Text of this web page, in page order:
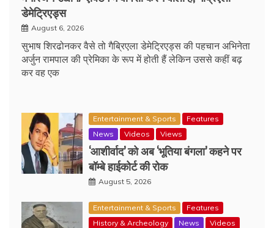
डेमेट्रिएड्स
August 6, 2026
सुभाष शिरढोनकर वैसे तो गैब्रिएला डेमेट्रिएड्स की पहचान अभिनेता
अर्जुन रामपाल की प्रेमिका के रूप में होती हैं लेकिन उससे कहीं बढ़
कर वह एक
Entertainment & Sports
Features
News
Videos Views
‘आशीर्वाद’ को अब ‘भूतिया बंगला’ कहने पर
बॉम्बे हाईकोर्ट की रोक
August 5, 2026
Entertainment & Sports
Features
History & Archeology
News
Videos